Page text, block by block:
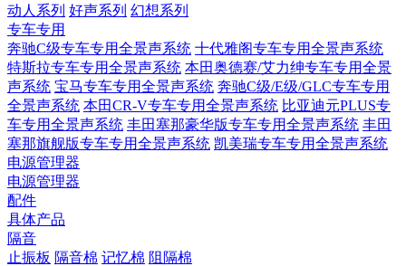
动人系列 好声系列 幻想系列
专车专用
奔驰C级专车专用全景声系统 十代雅阁专车专用全景声系统
特斯拉专车专用全景声系统 本田奥德赛/艾力绅专车专用全景
声系统 宝马专车专用全景声系统 奔驰C级/E级/GLC专车专用
全景声系统 本田CR-V专车专用全景声系统 比亚迪元PLUS专
车专用全景声系统 丰田塞那豪华版专车专用全景声系统 丰田
塞那旗舰版专车专用全景声系统 凯美瑞专车专用全景声系统
电源管理器
电源管理器
配件
具体产品
隔音
止振板 隔音棉 记忆棉 阻隔棉